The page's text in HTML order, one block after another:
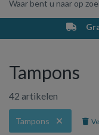
Waar bent u naar op
Uw
Tampons
42 artikelen
Tampons